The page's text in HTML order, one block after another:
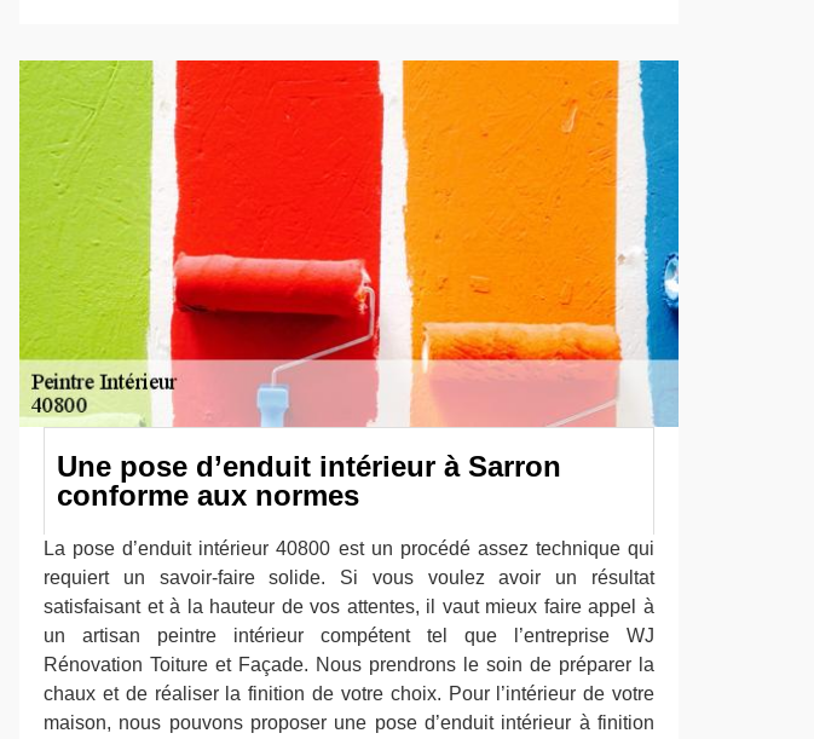
Une pose d’enduit intérieur à Sarron
conforme aux normes
La pose d’enduit intérieur 40800 est un procédé assez technique qui
requiert un savoir-faire solide. Si vous voulez avoir un résultat
satisfaisant et à la hauteur de vos attentes, il vaut mieux faire appel à
un artisan peintre intérieur compétent tel que l’entreprise WJ
Rénovation Toiture et Façade. Nous prendrons le soin de préparer la
chaux et de réaliser la finition de votre choix. Pour l’intérieur de votre
maison, nous pouvons proposer une pose d’enduit intérieur à finition